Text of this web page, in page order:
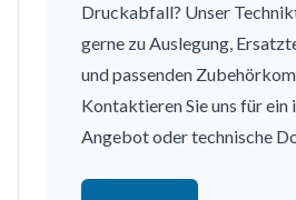
Druckabfall? Unser
gerne zu Auslegung,
und passenden
Kontaktieren Sie uns für ein
Angebot oder technische